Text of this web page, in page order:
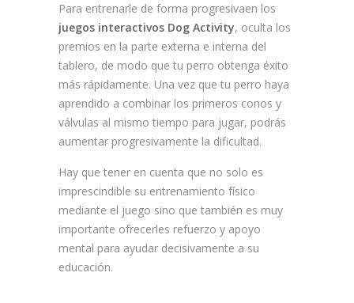
Para entrenarle de forma progresivaen los
juegos interactivos Dog Activity, oculta los
premios en la parte externa e interna del
tablero, de modo que tu perro obtenga éxito
más rápidamente. Una vez que tu perro haya
aprendido a combinar los primeros conos y
válvulas al mismo tiempo para jugar, podrás
aumentar progresivamente la dificultad.
Hay que tener en cuenta que no solo es
imprescindible su entrenamiento físico
mediante el juego sino que también es muy
importante ofrecerles refuerzo y apoyo
mental para ayudar decisivamente a su
educación.